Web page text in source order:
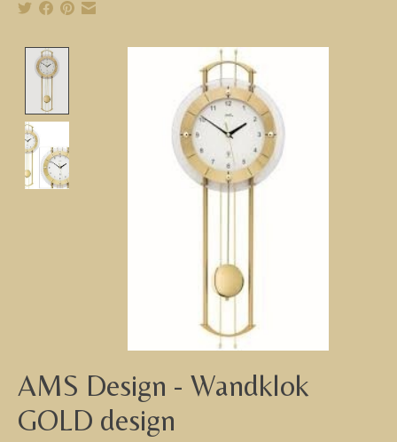
Product image slideshow Items
AMS Design - Wandklok
GOLD design